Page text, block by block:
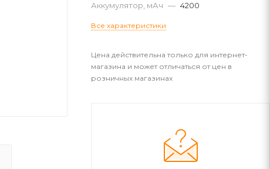
Аккумулятор, мАч — 4200
Все характеристики
Цена действительна только для интернет-
магазина и может отличаться от цен в
розничных магазинах